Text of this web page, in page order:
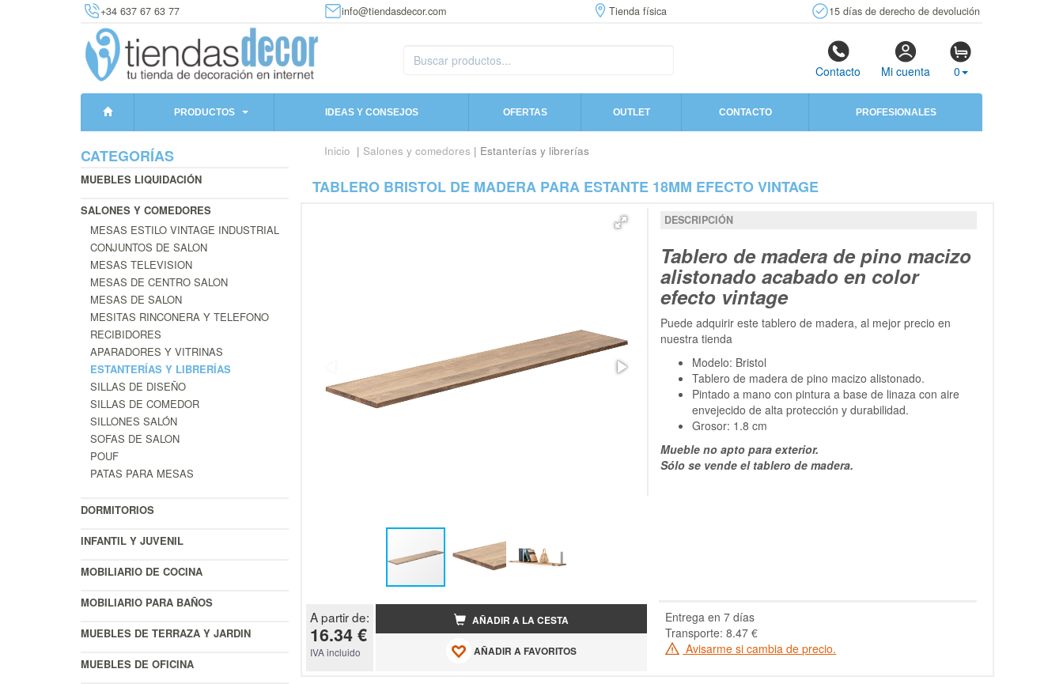
+34 637 67 63 77 info@tiendasdecor.com Tienda física 15 días de derecho de devolución
Contacto Mi cuenta 0
PRODUCTOS IDEAS Y CONSEJOS OFERTAS OUTLET CONTACTO PROFESIONALES
CATEGORÍAS
MUEBLES LIQUIDACIÓN
SALONES Y COMEDORES
MESAS ESTILO VINTAGE INDUSTRIAL
CONJUNTOS DE SALON
MESAS TELEVISION
MESAS DE CENTRO SALON
MESAS DE SALON
MESITAS RINCONERA Y TELEFONO
RECIBIDORES
APARADORES Y VITRINAS
ESTANTERÍAS Y LIBRERÍAS
SILLAS DE DISEÑO
SILLAS DE COMEDOR
SILLONES SALÓN
SOFAS DE SALON
POUF
PATAS PARA MESAS
DORMITORIOS
INFANTIL Y JUVENIL
MOBILIARIO DE COCINA
MOBILIARIO PARA BAÑOS
MUEBLES DE TERRAZA Y JARDIN
MUEBLES DE OFICINA
Inicio | Salones y comedores | Estanterías y librerías
TABLERO BRISTOL DE MADERA PARA ESTANTE 18MM EFECTO VINTAGE
DESCRIPCIÓN
Tablero de madera de pino macizo
alistonado acabado en color
efecto vintage
Puede adquirir este tablero de madera, al mejor precio en
nuestra tienda
Modelo: Bristol
Tablero de madera de pino macizo alistonado.
Pintado a mano con pintura a base de linaza con aire
envejecido de alta protección y durabilidad.
Grosor: 1.8 cm
Mueble no apto para exterior.
Sólo se vende el tablero de madera.
A partir de:
16.34 €
IVA incluido
AÑADIR A LA CESTA
AÑADIR A FAVORITOS
Entrega en 7 días
Transporte: 8.47 €
Avisarme si cambia de precio.